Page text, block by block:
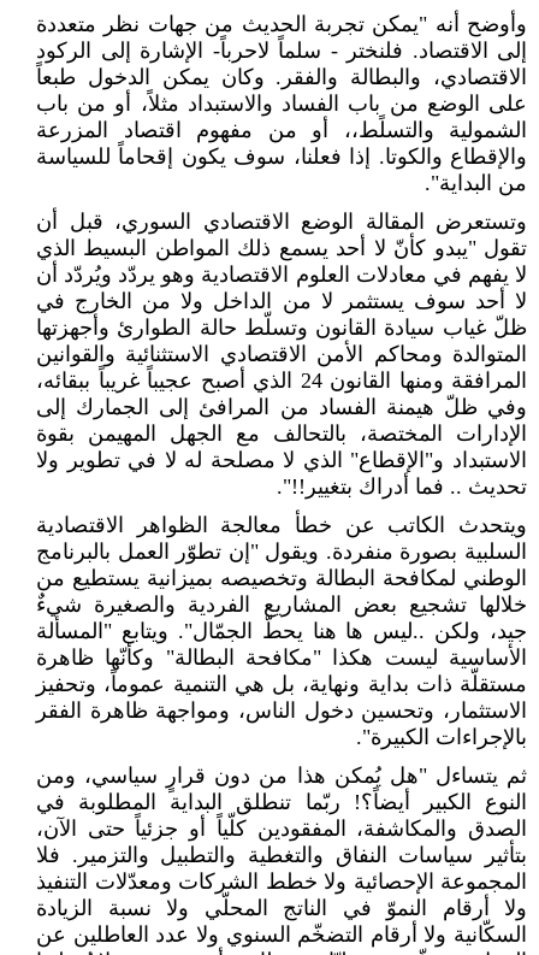
وأوضح أنه "يمكن تجربة الحديث من جهات نظر متعددة
إلى الاقتصاد. فلنختر - سلماً لاحرباً- الإشارة إلى الركود
الاقتصادي، والبطالة والفقر. وكان يمكن الدخول طبعاً
على الوضع من باب الفساد والاستبداد مثلاً، أو من باب
الشمولية والتسلًط،، أو من مفهوم اقتصاد المزرعة
والإقطاع والكوتا. إذا فعلنا، سوف يكون إقحاماً للسياسة
من البداية".
وتستعرض المقالة الوضع الاقتصادي السوري، قبل أن
تقول "يبدو كأنّ لا أحد يسمع ذلك المواطن البسيط الذي
لا يفهم في معادلات العلوم الاقتصادية وهو يردّد ويُردّد أن
لا أحد سوف يستثمر لا من الداخل ولا من الخارج في
ظلّ غياب سيادة القانون وتسلّط حالة الطوارئ وأجهزتها
المتوالدة ومحاكم الأمن الاقتصادي الاستثنائية والقوانين
المرافقة ومنها القانون 24 الذي أصبح عجيباً غريباً ببقائه،
وفي ظلّ هيمنة الفساد من المرافئ إلى الجمارك إلى
الإدارات المختصة، بالتحالف مع الجهل المهيمن بقوة
الاستبداد و"الإقطاع" الذي لا مصلحة له لا في تطوير ولا
تحديث .. فما أدراك بتغيير!!".
ويتحدث الكاتب عن خطأ معالجة الظواهر الاقتصادية
السلبية بصورة منفردة. ويقول "إن تطوّر العمل بالبرنامج
الوطني لمكافحة البطالة وتخصيصه بميزانية يستطيع من
خلالها تشجيع بعض المشاريع الفردية والصغيرة شيءٌ
جيد، ولكن ..ليس ها هنا يحطّ الجمّال". ويتابع "المسألة
الأساسية ليست هكذا "مكافحة البطالة" وكأنّها ظاهرة
مستقلّة ذات بداية ونهاية، بل هي التنمية عموماً، وتحفيز
الاستثمار، وتحسين دخول الناس، ومواجهة ظاهرة الفقر
بالإجراءات الكبيرة".
ثم يتساءل "هل يُمكن هذا من دون قرارٍ سياسي، ومن
النوع الكبير أيضاً؟! ربّما تنطلق البداية المطلوبة في
الصدق والمكاشفة، المفقودين كلّياً أو جزئياً حتى الآن،
بتأثير سياسات النفاق والتغطية والتطبيل والتزمير. فلا
المجموعة الإحصائية ولا خطط الشركات ومعدّلات التنفيذ
ولا أرقام النموّ في الناتج المحلّي ولا نسبة الزيادة
السكّانية ولا أرقام التضخّم السنوي ولا عدد العاطلين عن